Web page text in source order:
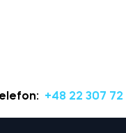
+48 22 307 72